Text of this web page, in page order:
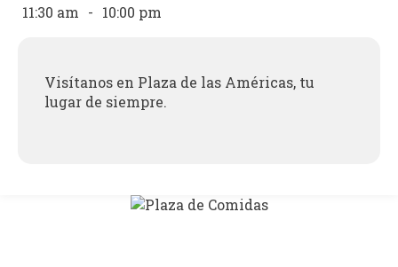
11:30 am - 10:00 pm
Visítanos en Plaza de las Américas, tu
lugar de siempre.